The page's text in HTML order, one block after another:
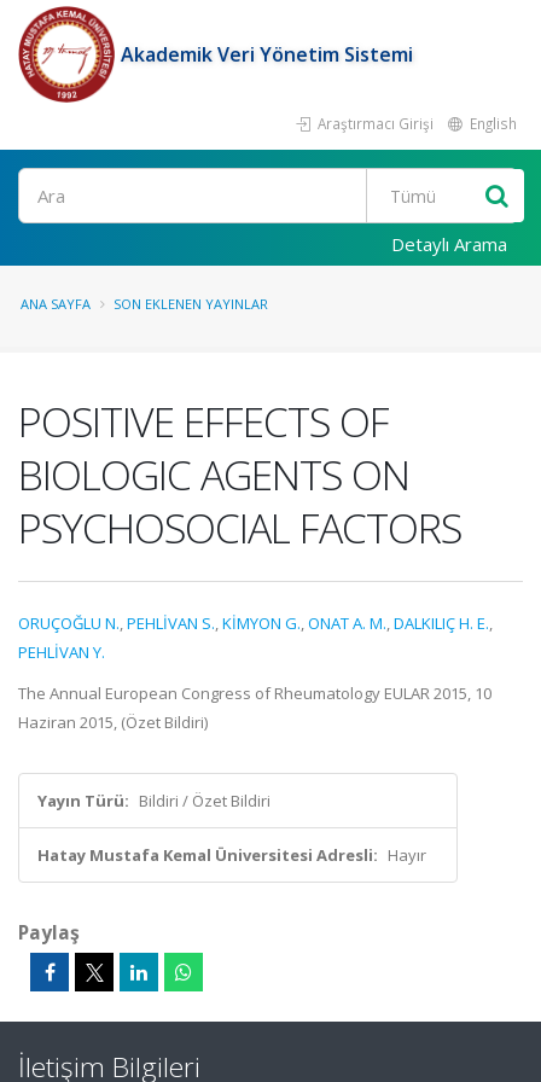
Akademik Veri Yönetim Sistemi
Araştırmacı Girişi English
Ara
Detaylı Arama
ANA SAYFA SON EKLENEN YAYINLAR
POSITIVE EFFECTS OF
BIOLOGIC AGENTS ON
PSYCHOSOCIAL FACTORS
ORUÇOĞLU N.,PEHLİVAN S.,KİMYON G.,ONAT A. M.,DALKILIÇ H. E.,
PEHLİVAN Y.
The Annual European Congress of Rheumatology EULAR 2015, 10
Haziran 2015, (Özet Bildiri)
Yayın Türü: Bildiri / Özet Bildiri
Hatay Mustafa Kemal Üniversitesi Adresli: Hayır
Paylaş
İletişim Bilgileri